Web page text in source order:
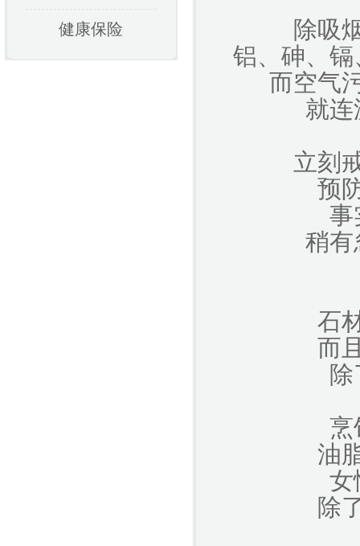
健康保险
除吸
铝、砷、
而空气
就
立刻
预
事
稍有
石
而
烹
油
女
除